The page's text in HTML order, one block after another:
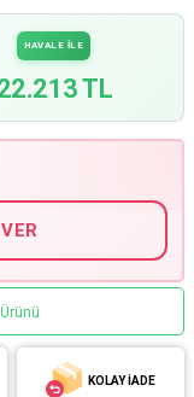
HAVALE İLE
TL
Ürünü
KOLAY İADE